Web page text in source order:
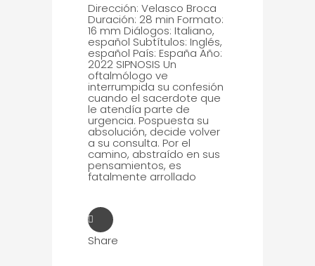
Dirección: Velasco Broca
Duración: 28 min Formato:
16 mm Diálogos: Italiano,
español Subtítulos: Inglés,
español País: España Año:
2022 SIPNOSIS Un
oftalmólogo ve
interrumpida su confesión
cuando el sacerdote que
le atendía parte de
urgencia. Pospuesta su
absolución, decide volver
a su consulta. Por el
camino, abstraído en sus
pensamientos, es
fatalmente arrollado
Share